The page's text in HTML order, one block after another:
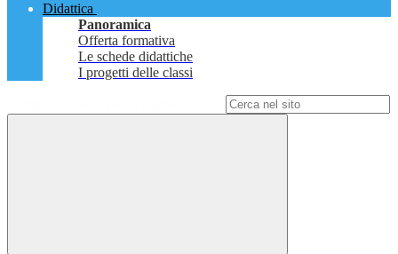
Didattica
Panoramica
Offerta formativa
Le schede didattiche
I progetti delle classi